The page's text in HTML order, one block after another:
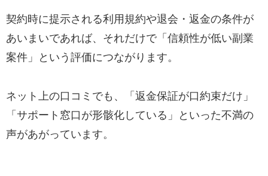
契約時に提示される利用規約や退会・返金の条件が
あいまいであれば、それだけで「信頼性が低い副業
案件」という評価につながります。
ネット上の口コミでも、「返金保証が口約束だけ」
「サポート窓口が形骸化している」といった不満の
声があがっています。